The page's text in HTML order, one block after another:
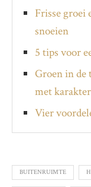
Frisse groei
snoeien
5 tips voor
Groen in
met karakter
Vier
BUITENRUIMTE